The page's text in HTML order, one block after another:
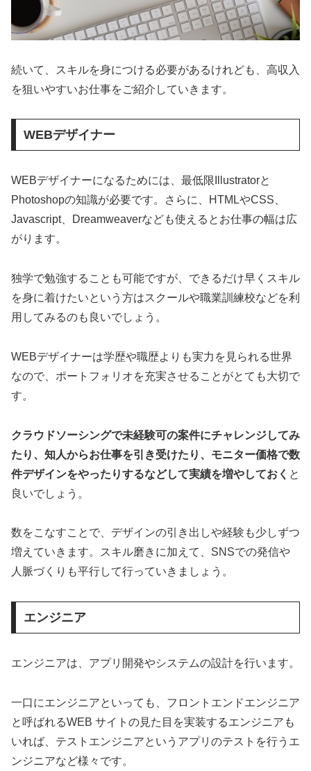
続いて、スキルを身につける必要があるけれども、高収入
を狙いやすいお仕事をご紹介していきます。
WEBデザイナー
WEBデザイナーになるためには、最低限Illustratorと
Photoshopの知識が必要です。さらに、HTMLやCSS、
Javascript、Dreamweaverなども使えるとお仕事の幅は広
がります。
独学で勉強することも可能ですが、できるだけ早くスキル
を身に着けたいという方はスクールや職業訓練校などを利
用してみるのも良いでしょう。
WEBデザイナーは学歴や職歴よりも実力を見られる世界
なので、ポートフォリオを充実させることがとても大切で
す。
クラウドソーシングで未経験可の案件にチャレンジしてみ
たり、知人からお仕事を引き受けたり、モニター価格で数
件デザインをやったりするなどして実績を増やしておく と
良いでしょう。
数をこなすことで、デザインの引き出しや経験も少しずつ
増えていきます。スキル磨きに加えて、SNSでの発信や
人脈づくりも平行して行っていきましょう。
エンジニア
エンジニアは、アプリ開発やシステムの設計を行います。
一口にエンジニアといっても、フロントエンドエンジニア
と呼ばれるWEB サイトの見た目を実装するエンジニアも
いれば、テストエンジニアというアプリのテストを行うエ
ンジニアなど様々です。